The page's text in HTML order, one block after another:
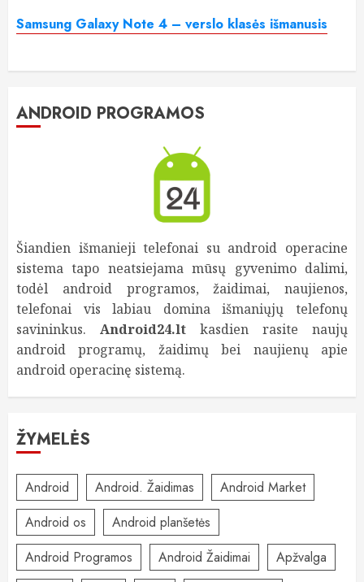
Samsung Galaxy Note 4 – verslo klasės išmanusis
ANDROID PROGRAMOS
Šiandien išmanieji telefonai su android operacine
sistema tapo neatsiejama mūsų gyvenimo dalimi,
todėl android programos, žaidimai, naujienos,
telefonai vis labiau domina išmaniųjų telefonų
savininkus. Android24.lt kasdien rasite naujų
android programų, žaidimų bei naujienų apie
android operacinę sistemą.
ŽYMELĖS
Android Android. Žaidimas
Android Market
Android os
Android planšetės
Android Programos
Android Žaidimai
Apžvalga